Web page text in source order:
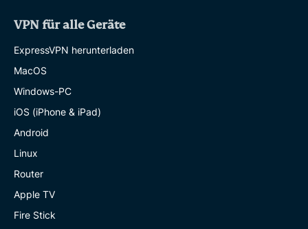
VPN für alle Geräte
ExpressVPN herunterladen
MacOS
Windows-PC
iOS (iPhone & iPad)
Android
Linux
Router
Apple TV
Fire Stick